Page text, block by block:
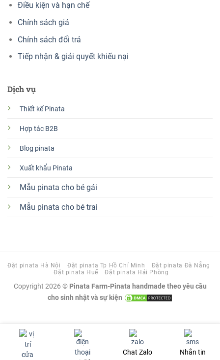
Điều kiện và hạn chế
Chính sách giá
Chính sách đổi trả
Tiếp nhận & giải quyết khiếu nại
Dịch vụ
Thiết kế Pinata
Hợp tác B2B
Blog pinata
Xuất khẩu Pinata
Mẫu pinata cho bé gái
Mẫu pinata cho bé trai
Đặt pinata Hà Nội Đặt pinata Tp Hồ Chí Minh
Đặt pinata Đà Nẵng
Đặt pinata Huế
Đặt pinata Hải Phòng
Copyright 2026 © Pinata Farm-Pinata handmade theo yêu cầu
cho sinh nhật và sự kiện
Chat Zalo Nhắn tin